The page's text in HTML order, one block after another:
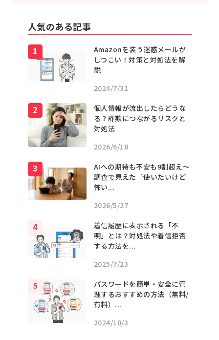
人気のある記事
Amazonを装う迷惑メールが
しつこい！対策と対処法を解
説
2024/7/31
個人情報が流出したらどうな
る？詐欺につながるリスクと
対処法
2026/6/18
AIへの期待も不安も9割超え〜
調査で見えた「使いたいけど
怖い...
2026/5/27
着信履歴に表示される「不
明」とは？対処法や着信拒否
する方法を...
2025/7/23
パスワードを簡単・安全に管
理するおすすめの方法（無料/
有料）...
2024/10/3